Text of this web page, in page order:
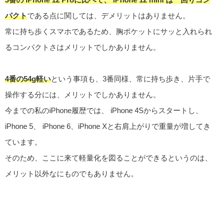
パクトである点に関しては、デメリットはありません。
常に持ち歩くスマホであるため、胸ポケットにサッと入れられ
るコンパクトさはメリットでしかありません。
4番の54g軽いという事項も、3番同様、常に持ち歩き、片手で
操作する分には、メリットでしかありません。
今までの私のiPhone履歴では、 iPhone 4Sからスタートし、
iPhone 5、 iPhone 6、iPhone Xと右肩上がりで重量が増してき
ています。
そのため、ここに来て軽量化を図ることができるというのは、
メリット以外なにものでもありません。